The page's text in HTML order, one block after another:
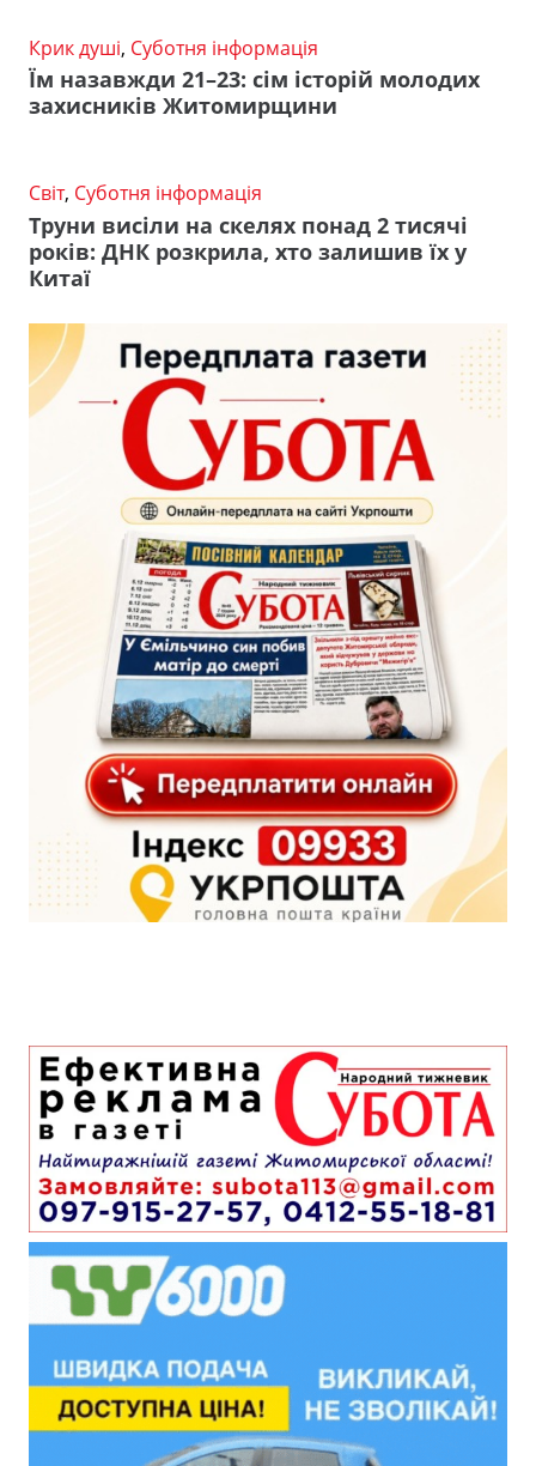
Крик душі, Суботня інформація
Їм назавжди 21–23: сім історій молодих
захисників Житомирщини
Світ, Суботня інформація
Труни висіли на скелях понад 2 тисячі
років: ДНК розкрила, хто залишив їх у
Китаї